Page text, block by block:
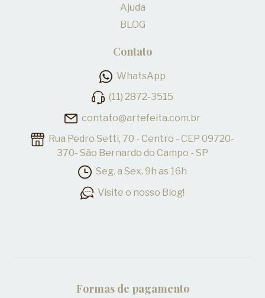
Ajuda
BLOG
Contato
WhatsApp
(11) 2872-3515
contato@artefeita.com.br
Rua Pedro Setti, 70 - Centro - CEP 09720-
370- São Bernardo do Campo - SP
Seg. a Sex. 9h as 16h
Visite o nosso Blog!
Formas de pagamento